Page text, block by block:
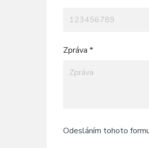
Zpráva *
Odesláním tohoto